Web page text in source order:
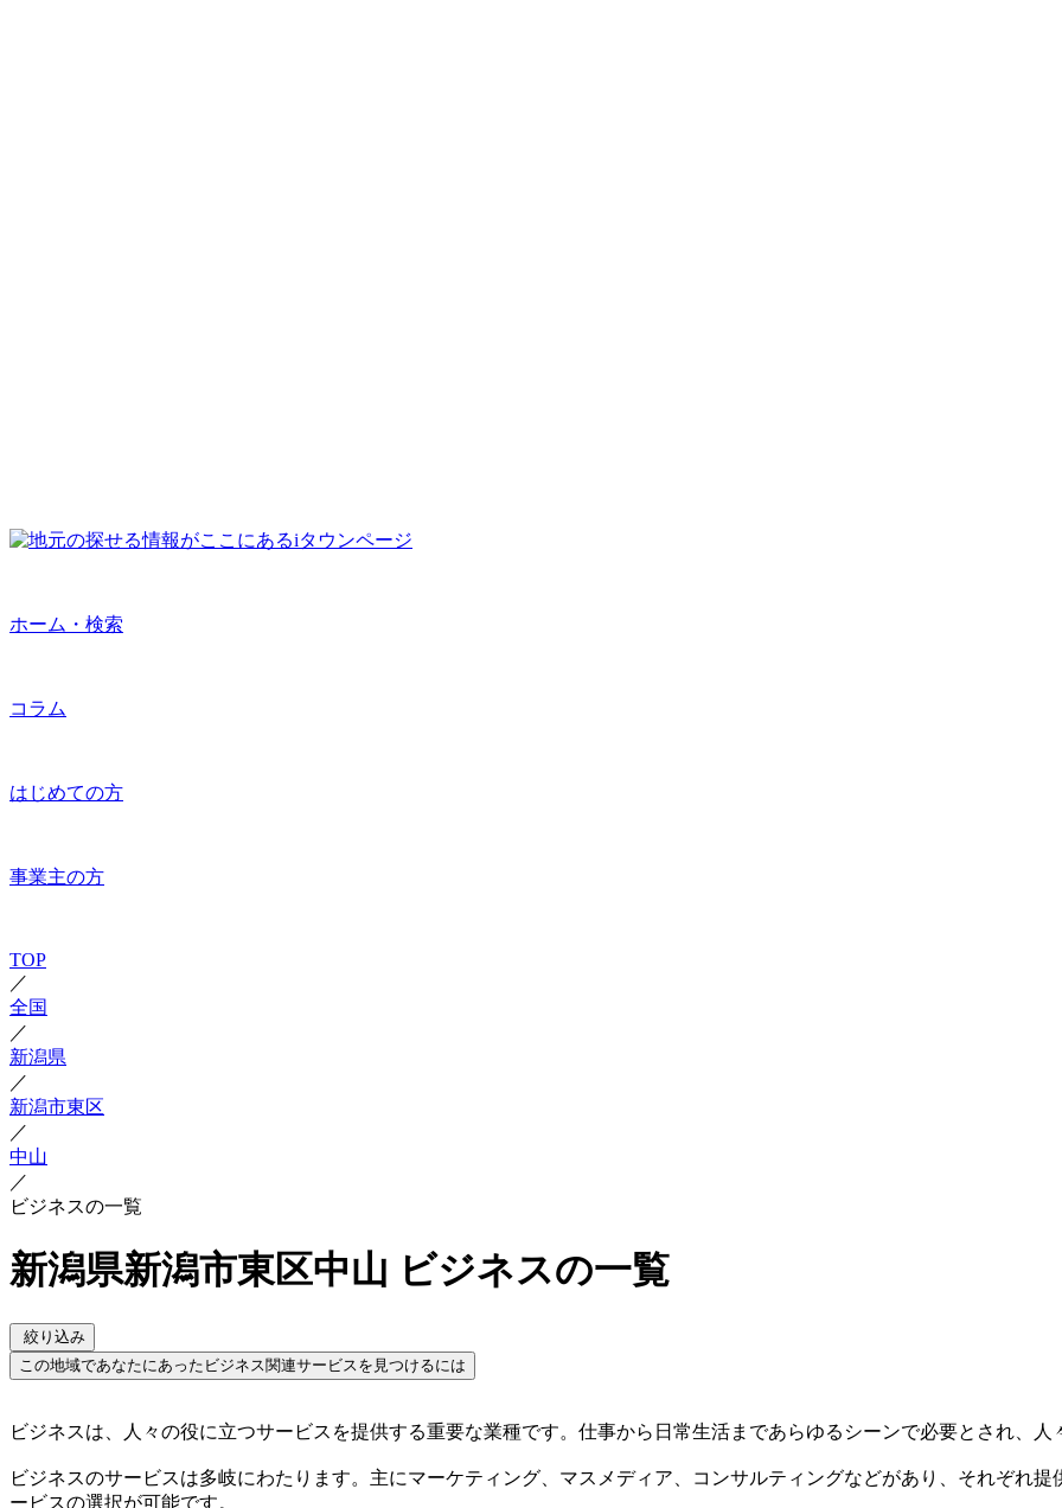
ホーム・検索
コラム
はじめての方
事業主の方
TOP
／
全国
／
新潟県
／
新潟市東区
／
中山
／
ビジネスの一覧
新潟県新潟市東区中山 ビジネスの一覧
絞り込み
この地域であなたにあったビジネス関連サービスを見つけるには
ビジネスは、人々の役に立つサービスを提供する重要な業種です。仕事から日常生活まであらゆるシーンで必要とされ、人
ビジネスのサービスは多岐にわたります。主にマーケティング、マスメディア、コンサルティングなどがあり、それぞれ
ービスの選択が可能です。